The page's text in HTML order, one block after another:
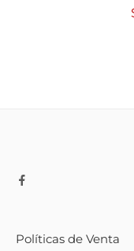
Políticas de Venta